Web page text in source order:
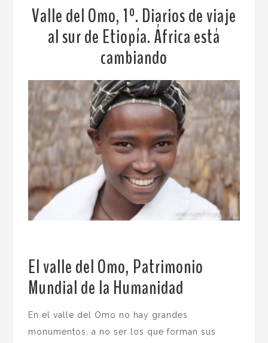
Valle del Omo, 1º. Diarios de viaje
al sur de Etiopía. África está
cambiando
El valle del Omo, Patrimonio
Mundial de la Humanidad
En el valle del Omo no hay grandes
monumentos, a no ser los que forman sus